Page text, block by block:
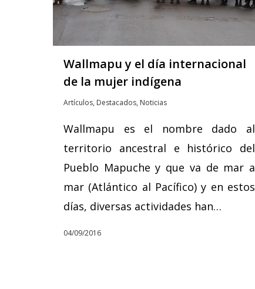
Wallmapu y el día internacional
de la mujer indígena
Artículos, Destacados, Noticias
Wallmapu es el nombre dado al
territorio ancestral e histórico del
Pueblo Mapuche y que va de mar a
mar (Atlántico al Pacífico) y en estos
días, diversas actividades han…
04/09/2016